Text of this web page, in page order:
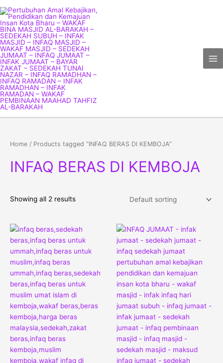
to
content
Home / Products tagged “INFAQ BERAS DI KEMBOJA”
INFAQ BERAS DI KEMBOJA
Showing all 2 results